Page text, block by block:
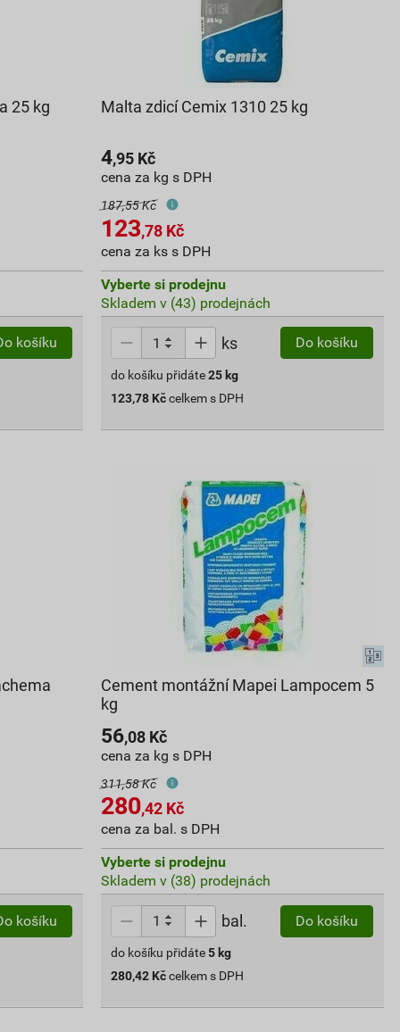
25 kg
košíku
Malta zdicí Cemix 1310 25 kg
4,95Kč
cena za kg s DPH
187,55 Kč
123,78Kč
cena za ks s DPH
Vyberte si prodejnu
Skladem v (43) prodejnách
ks Do košíku
do košíku přidáte 25 kg
123,78 Kč celkem s DPH
košíku
Cement montážní Mapei Lampocem 5
kg
56,08Kč
cena za kg s DPH
311,58 Kč
280,42Kč
cena za bal. s DPH
Vyberte si prodejnu
Skladem v (38) prodejnách
bal. Do košíku
do košíku přidáte 5 kg
280,42 Kč celkem s DPH